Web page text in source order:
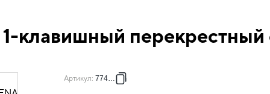
клавишный
Артикул: 774407